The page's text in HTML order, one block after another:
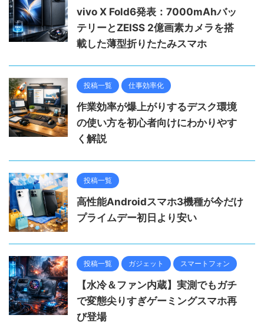
vivo X Fold6発表：7000mAhバッ
テリーとZEISS 2億画素カメラを搭
載した薄型折りたたみスマホ
投稿一覧 仕事効率化
作業効率が爆上がりするデスク環境
の使い方を初心者向けにわかりやす
く解説
投稿一覧
高性能Androidスマホ3機種が今だけ
プライムデー初日より安い
投稿一覧 ガジェット スマートフォン
【水冷＆ファン内蔵】実測でもガチ
で変態尖りすぎゲーミングスマホ再
び登場